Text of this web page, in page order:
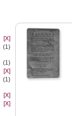
[X]
(1)
(1)
[X]
(1)
[X]
[X]